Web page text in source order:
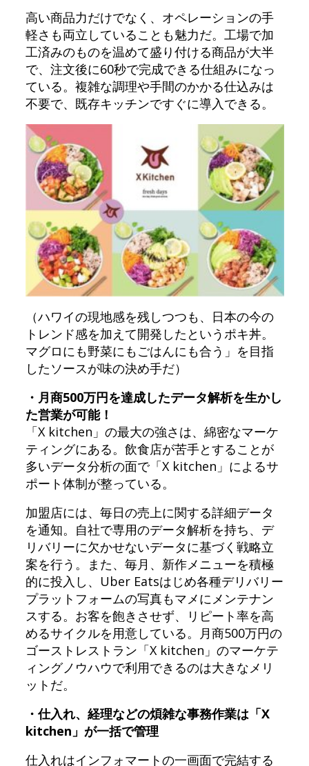
高い商品力だけでなく、オペレーションの手
軽さも両立していることも魅力だ。工場で加
工済みのものを温めて盛り付ける商品が大半
で、注文後に60秒で完成できる仕組みになっ
ている。複雑な調理や手間のかかる仕込みは
不要で、既存キッチンですぐに導入できる。
（ハワイの現地感を残しつつも、日本の今の
トレンド感を加えて開発したというポキ丼。
マグロにも野菜にもごはんにも合う」を目指
したソースが味の決め手だ）
・月商500万円を達成したデータ解析を生かし
た営業が可能！
「X kitchen」の最大の強さは、綿密なマーケ
ティングにある。飲食店が苦手とすることが
多いデータ分析の面で「X kitchen」によるサ
ポート体制が整っている。
加盟店には、毎日の売上に関する詳細データ
を通知。自社で専用のデータ解析を持ち、デ
リバリーに欠かせないデータに基づく戦略立
案を行う。また、毎月、新作メニューを積極
的に投入し、Uber Eatsはじめ各種デリバリー
プラットフォームの写真もマメにメンテナン
スする。お客を飽きさせず、リピート率を高
めるサイクルを用意している。月商500万円の
ゴーストレストラン「X kitchen」のマーケテ
ィングノウハウで利用できるのは大きなメリ
ットだ。
・仕入れ、経理などの煩雑な事務作業は「X
kitchen」が一括で管理
仕入れはインフォマートの一画面で完結する